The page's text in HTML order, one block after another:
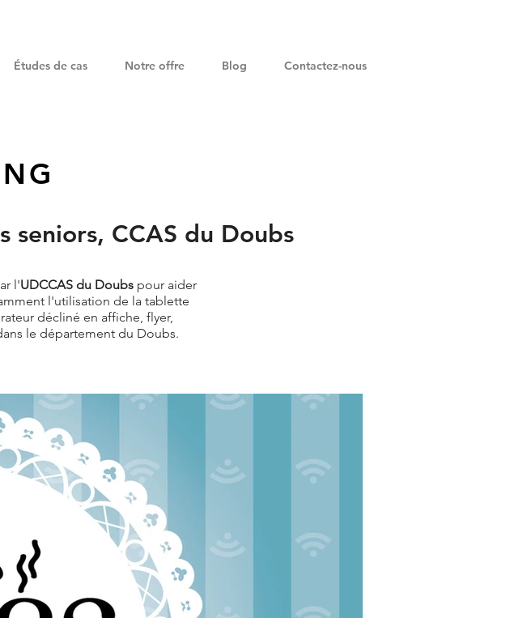
Études de cas Notre offre Blog Contactez-nous
seniors, CCAS du Doubs
l'UDCCAS du Doubspour aider
l'utilisation de la tablette
décliné en affiche, flyer,
le département du Doubs.